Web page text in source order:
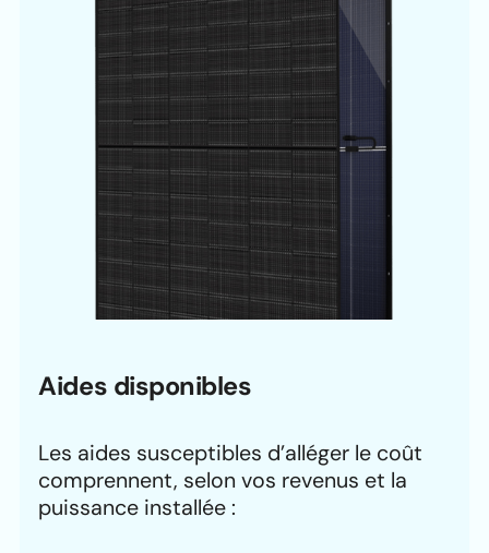
Aides disponibles
Les aides susceptibles d’alléger le coût
comprennent, selon vos revenus et la
puissance installée :